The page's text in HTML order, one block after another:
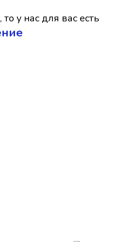
у нас для вас есть